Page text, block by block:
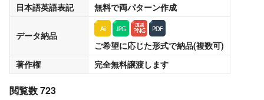
日本語英語表記
無料で両パターン作成
データ納品
ご希望に応じた形式で納品(複数可)
著作権
完全無料譲渡します
閲覧数 723